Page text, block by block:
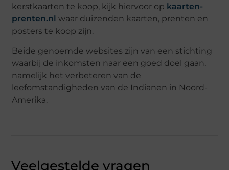
kerstkaarten te koop, kijk hiervoor op kaarten-
prenten.nl waar duizenden kaarten, prenten en
posters te koop zijn.
Beide genoemde websites zijn van een stichting
waarbij de inkomsten naar een goed doel gaan,
namelijk het verbeteren van de
leefomstandigheden van de Indianen in Noord-
Amerika.
Veelgestelde vragen